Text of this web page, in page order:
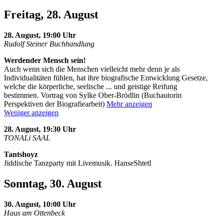
Freitag, 28. August
28. August, 19:00 Uhr
Rudolf Steiner Buchhandlung
Werdender Mensch sein!
Auch wenn sich die Menschen vielleicht mehr denn je als
Individualitäten fühlen, hat ihre biografische Entwicklung Gesetze,
welche die körperliche, seelische ... und geistige Reifung
bestimmen. Vortrag von Sylke Ober-Brödlin (Buchautorin
Perspektiven der Biografiearbeit) Mehr anzeigen
Weniger anzeigen
28. August, 19:30 Uhr
TONALi SAAL
Tantshoyz
Jiddische Tanzparty mit Livemusik. HanseShtetl
Sonntag, 30. August
30. August, 10:00 Uhr
Haus am Ottenbeck